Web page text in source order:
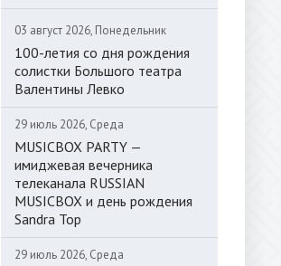
03 август 2026, Понедельник
100-летия со дня рождения
солистки Большого театра
Валентины Левко
29 июль 2026, Среда
MUSICBOX PARTY —
имиджевая вечерника
телеканала RUSSIAN
MUSICBOX и день рождения
Sandra Top
29 июль 2026, Среда